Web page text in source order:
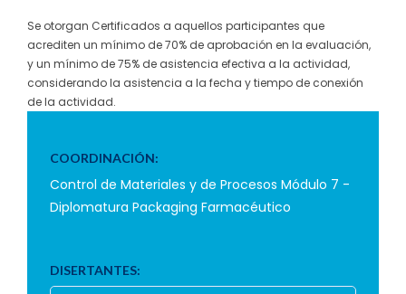
Se otorgan Certificados a aquellos participantes que
acrediten un mínimo de 70% de aprobación en la evaluación,
y un mínimo de 75% de asistencia efectiva a la actividad,
considerando la asistencia a la fecha y tiempo de conexión
de la actividad.
COORDINACIÓN:
Control de Materiales y de Procesos Módulo 7 -
Diplomatura Packaging Farmacéutico
DISERTANTES: